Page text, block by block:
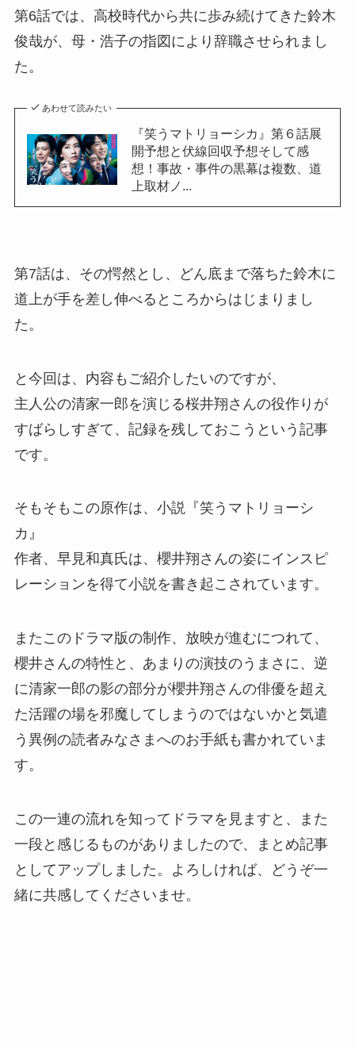
第6話では、高校時代から共に歩み続けてきた鈴木
俊哉が、母・浩子の指図により辞職させられまし
た。
あわせて読みたい
『笑うマトリョーシカ』第６話展
開予想と伏線回収予想そして感
想！事故・事件の黒幕は複数、道
上取材ノ...
第7話は、その愕然とし、どん底まで落ちた鈴木に
道上が手を差し伸べるところからはじまりまし
た。
と今回は、内容もご紹介したいのですが、
主人公の清家一郎を演じる桜井翔さんの役作りが
すばらしすぎて、記録を残しておこうという記事
です。
そもそもこの原作は、小説『笑うマトリョーシ
カ』
作者、早見和真氏は、櫻井翔さんの姿にインスピ
レーションを得て小説を書き起こされています。
またこのドラマ版の制作、放映が進むにつれて、
櫻井さんの特性と、あまりの演技のうまさに、逆
に清家一郎の影の部分が櫻井翔さんの俳優を超え
た活躍の場を邪魔してしまうのではないかと気遣
う異例の読者みなさまへのお手紙も書かれていま
す。
この一連の流れを知ってドラマを見ますと、また
一段と感じるものがありましたので、まとめ記事
としてアップしました。よろしければ、どうぞ一
緒に共感してくださいませ。